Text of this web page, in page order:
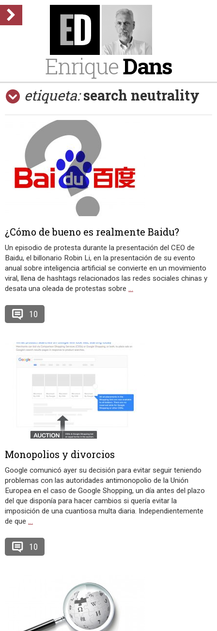
EnriqueDans
etiqueta: search neutrality
¿Cómo de bueno es realmente Baidu?
Un episodio de protesta durante la presentación del CEO de
Baidu, el billonario Robin Li, en la presentación de su evento
anual sobre inteligencia artificial se convierte en un movimiento
viral, llena de hashtags relacionados las redes sociales chinas y
desata una oleada de protestas sobre …
10
Monopolios y divorcios
Google comunicó ayer su decisión para evitar seguir teniendo
problemas con las autoridades antimonopolio de la Unión
Europea en el caso de Google Shopping, un día antes del plazo
del que disponía para hacer cambios si quería evitar la
imposición de una cuantiosa multa diaria. Independientemente
de que …
10